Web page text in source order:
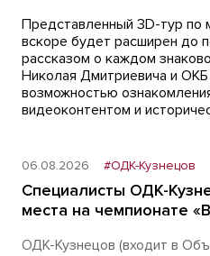
Представленный 3D-тур по
вскоре будет расширен до
рассказом о каждом
Николая Дмитриевича и
возможностью
видеоконтентом и
06.08.2026 #ОДК-Кузнецов
Специалисты ОДК-
места на чемпионате
ОДК-Кузнецов (входит в